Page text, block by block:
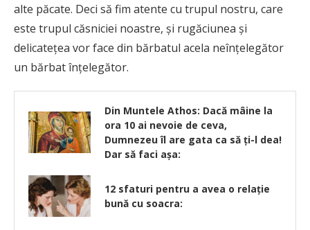
alte păcate. Deci să fim atente cu trupul nostru, care
este trupul căsniciei noastre, şi rugăciunea şi
delicateţea vor face din bărbatul acela neînţelegător
un bărbat înţelegător.
Din Muntele Athos: Dacă mâine la
ora 10 ai nevoie de ceva,
Dumnezeu îl are gata ca să ţi-l dea!
Dar să faci aşa:
12 sfaturi pentru a avea o relație
bună cu soacra: